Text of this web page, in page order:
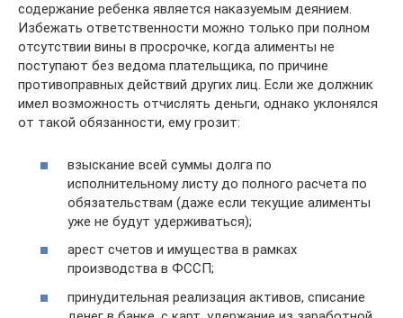
содержание ребенка является наказуемым деянием.
Избежать ответственности можно только при полном
отсутствии вины в просрочке, когда алименты не
поступают без ведома плательщика, по причине
противоправных действий других лиц. Если же должник
имел возможность отчислять деньги, однако уклонялся
от такой обязанности, ему грозит:
взыскание всей суммы долга по
исполнительному листу до полного расчета по
обязательствам (даже если текущие алименты
уже не будут удерживаться);
арест счетов и имущества в рамках
производства в ФССП;
принудительная реализация активов, списание